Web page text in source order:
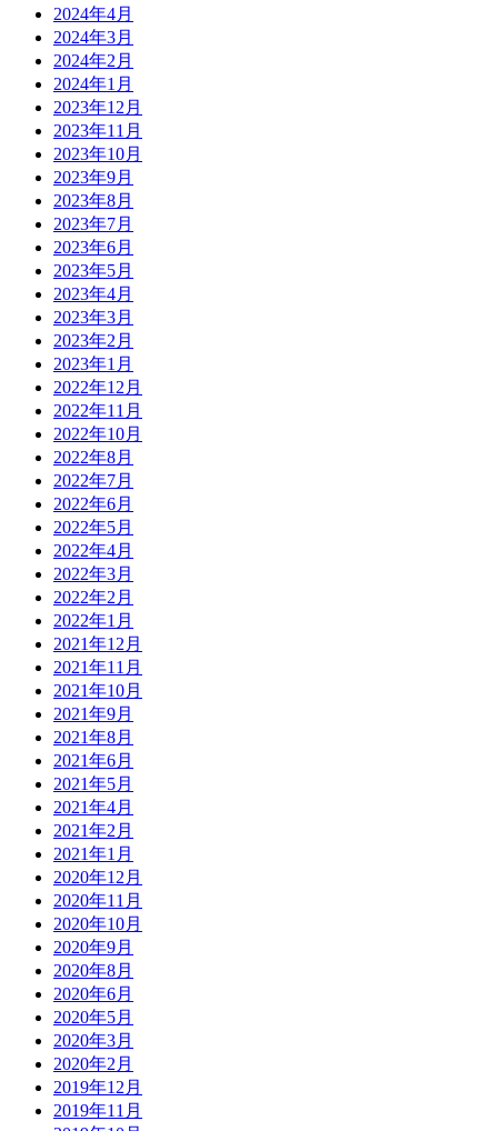
2024年4月
2024年3月
2024年2月
2024年1月
2023年12月
2023年11月
2023年10月
2023年9月
2023年8月
2023年7月
2023年6月
2023年5月
2023年4月
2023年3月
2023年2月
2023年1月
2022年12月
2022年11月
2022年10月
2022年8月
2022年7月
2022年6月
2022年5月
2022年4月
2022年3月
2022年2月
2022年1月
2021年12月
2021年11月
2021年10月
2021年9月
2021年8月
2021年6月
2021年5月
2021年4月
2021年2月
2021年1月
2020年12月
2020年11月
2020年10月
2020年9月
2020年8月
2020年6月
2020年5月
2020年3月
2020年2月
2019年12月
2019年11月